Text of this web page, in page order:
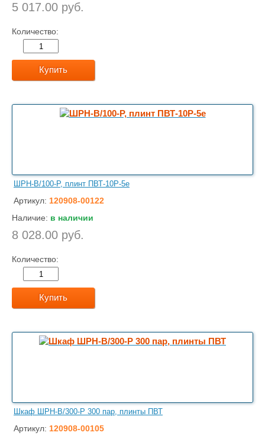
5 017.00 руб.
Количество:
Купить
ШРН-В/100-Р, плинт ПВТ-10Р-5е
Артикул: 120908-00122
Наличие: в наличии
8 028.00 руб.
Количество:
Купить
Шкаф ШРН-В/300-Р 300 пар, плинты ПВТ
Артикул: 120908-00105